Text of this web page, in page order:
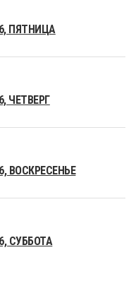
ПЯТНИЦА
ЧЕТВЕРГ
ВОСКРЕСЕНЬЕ
СУББОТА